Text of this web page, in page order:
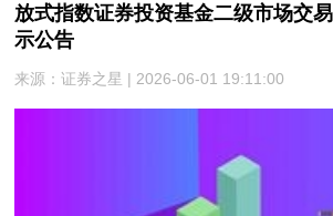
放式指数证券投资基金二级市场交
示公告
来源：证券之星 | 2026-06-01 19:11:00